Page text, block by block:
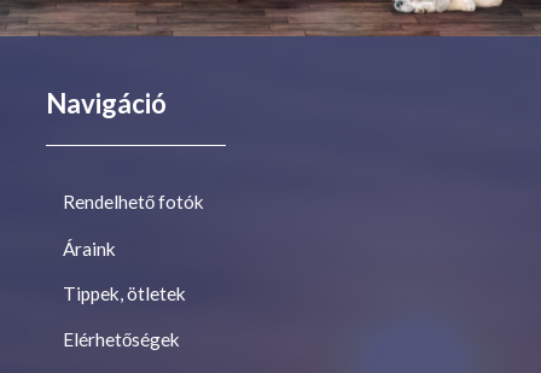
Navigáció
Rendelhető fotók
Áraink
Tippek, ötletek
Elérhetőségek